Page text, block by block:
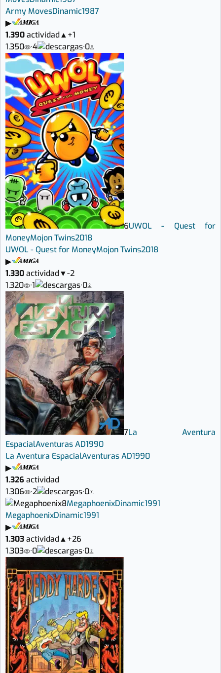
Army MovesDinamic1987
▶
1.390actividad▲+1
1.350
·4 ·0
6UWOL - Quest for
MoneyMojon Twins2018
UWOL - Quest for MoneyMojon Twins2018
▶
1.330actividad▼-2
1.320
·1 ·0
7La Aventura
EspacialAventuras AD1990
La Aventura EspacialAventuras AD1990
▶
1.326 actividad
1.306
·2 ·0
8MegaphoenixDinamic1991
MegaphoenixDinamic1991
▶
1.303actividad▲+26
1.303
·0 ·0